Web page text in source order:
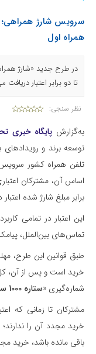
سرویس شارژ همراهی؛
همراه اول
در طرح جدید «شارژ
تا دو برابر اعتبار دریافت
نظر سنجی:
به‌گزارش پایگاه خبری
توسعه برند و رویدادهای
تلفن همراه کشور سرویس
اساس آن، مشترکان
برابر مبلغ شارژ شده
این اعتبار در تمامی
تماس‌های بین‌الملل،
خرید است و پس از آن،
شماره‌گیری «ستاره 1000 ستاره 31 مربع
مشترکان تا زمانی که
باقی مانده باشد، خرید